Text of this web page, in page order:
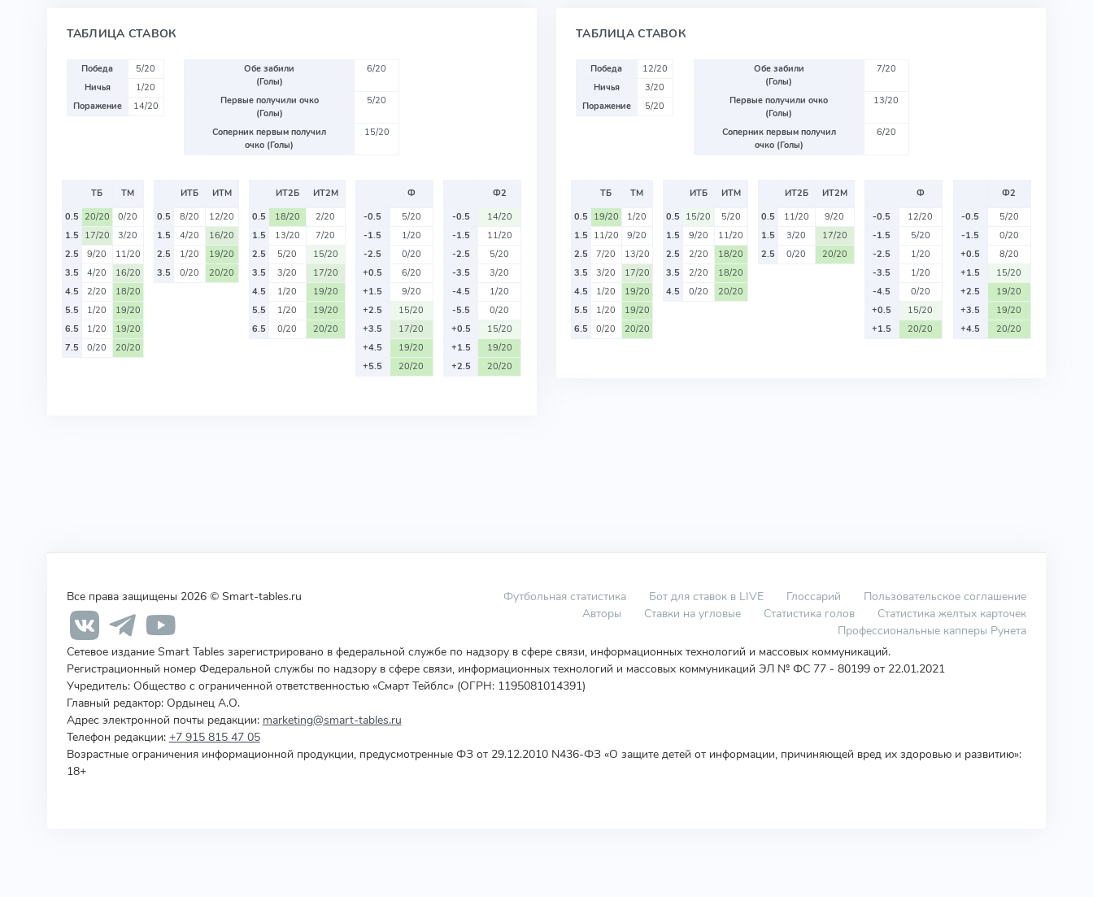
ТАБЛИЦА СТАВОК
Победа
5/20
Ничья
1/20
Поражение
14/20
Обе забили
(Голы)
6/20
Первые получили очко
(Голы)
5/20
Соперник первым получил
очко (Голы)
15/20
ТБ
ТМ
0.5 20/20
0/20
1.5 17/20
3/20
2.5
9/20
11/20
3.5
4/20
16/20
4.5
2/20
18/20
5.5
1/20
19/20
6.5
1/20
19/20
7.5
0/20 20/20
ИТБ
ИТМ
0.5
8/20
12/20
1.5
4/20
16/20
2.5
1/20
19/20
3.5
0/20 20/20
ИТ2Б
ИТ2М
0.5
18/20
2/20
1.5
13/20
7/20
2.5
5/20
15/20
3.5
3/20
17/20
4.5
1/20
19/20
5.5
1/20
19/20
6.5
0/20 20/20
Ф
-0.5
5/20
-1.5
1/20
-2.5
0/20
+0.5
6/20
+1.5
9/20
+2.5
15/20
+3.5
17/20
+4.5
19/20
+5.5
20/20
Ф2
-0.5
14/20
-1.5
11/20
-2.5
5/20
-3.5
3/20
-4.5
1/20
-5.5
0/20
+0.5
15/20
+1.5
19/20
+2.5
20/20
ТАБЛИЦА СТАВОК
Победа
12/20
Ничья
3/20
Поражение
5/20
Обе забили
(Голы)
7/20
Первые получили очко
(Голы)
13/20
Соперник первым получил
очко (Голы)
6/20
ТБ
ТМ
0.5 19/20
1/20
1.5 11/20
9/20
2.5
7/20
13/20
3.5
3/20
17/20
4.5
1/20
19/20
5.5
1/20
19/20
6.5
0/20 20/20
ИТБ
ИТМ
0.5 15/20
5/20
1.5
9/20
11/20
2.5
2/20
18/20
3.5
2/20
18/20
4.5
0/20 20/20
ИТ2Б
ИТ2М
0.5
11/20
9/20
1.5
3/20
17/20
2.5
0/20 20/20
Ф
-0.5
12/20
-1.5
5/20
-2.5
1/20
-3.5
1/20
-4.5
0/20
+0.5
15/20
+1.5
20/20
Ф2
-0.5
5/20
-1.5
0/20
+0.5
8/20
+1.5
15/20
+2.5
19/20
+3.5
19/20
+4.5
20/20
Все права защищены 2026 © Smart-tables.ru Футбольная статистика Бот для ставок в LIVE Глоссарий
Пользовательское соглашение
Авторы
Ставки на угловые Статистика голов
Статистика желтых карточек
Профессиональные капперы Рунета
Сетевое издание Smart Tables зарегистрировано в федеральной службе по надзору в сфере связи, информационных технологий и массовых коммуникаций.
Регистрационный номер Федеральной службы по надзору в сфере связи, информационных технологий и массовых коммуникаций ЭЛ № ФС 77 - 80199 от 22.01.2021
Учредитель: Общество с ограниченной ответственностью «Смарт Тейблс» (ОГРН: 1195081014391)
Главный редактор: Ордынец А.О.
Адрес электронной почты редакции: marketing@smart-tables.ru
Телефон редакции: +7 915 815 47 05
Возрастные ограничения информационной продукции, предусмотренные ФЗ от 29.12.2010 N436-ФЗ «О защите детей от информации, причиняющей вред их здоровью и развитию»:
18+